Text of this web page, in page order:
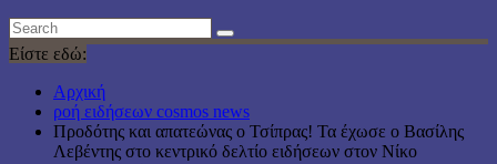
Είστε εδώ:
Αρχική
ροή ειδήσεων cosmos news
Προδότης και απατεώνας ο Τσίπρας! Τα έχωσε ο Βασίλης
Λεβέντης στο κεντρικό δελτίο ειδήσεων στον Νίκο